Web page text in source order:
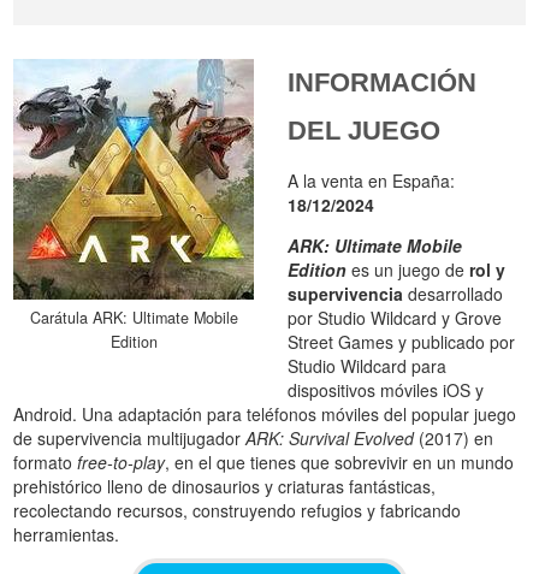
Carátula ARK: Ultimate Mobile
Edition
INFORMACIÓN
DEL JUEGO
A la venta en España:
18/12/2024
ARK: Ultimate Mobile
Edition es un juego derol y
supervivencia desarrollado
por Studio Wildcard y Grove
Street Games y publicado por
Studio Wildcard para
dispositivos móviles iOS y
Android. Una adaptación para teléfonos móviles del popular juego
de supervivencia multijugadorARK: Survival Evolved(2017) en
formatofree-to-play, en el que tienes que sobrevivir en un mundo
prehistórico lleno de dinosaurios y criaturas fantásticas,
recolectando recursos, construyendo refugios y fabricando
herramientas.